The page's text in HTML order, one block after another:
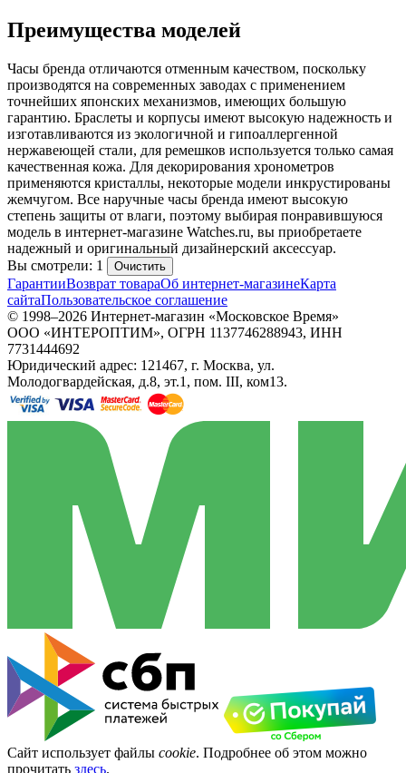
Преимущества моделей
Часы бренда отличаются отменным качеством, поскольку
производятся на современных заводах с применением
точнейших японских механизмов, имеющих большую
гарантию. Браслеты и корпусы имеют высокую надежность и
изготавливаются из экологичной и гипоаллергенной
нержавеющей стали, для ремешков используется только самая
качественная кожа. Для декорирования хронометров
применяются кристаллы, некоторые модели инкрустированы
жемчугом. Все наручные часы бренда имеют высокую
степень защиты от влаги, поэтому выбирая понравившуюся
модель в интернет-магазине Watches.ru, вы приобретаете
надежный и оригинальный дизайнерский аксессуар.
Вы смотрели: 1
Очистить
ГарантииВозврат товараОб интернет-магазинеКарта
сайтаПользовательское соглашение
© 1998–2026 Интернет-магазин «Московское Время»
ООО «ИНТЕРОПТИМ», ОГРН 1137746288943, ИНН
7731444692
Юридический адрес: 121467, г. Москва, ул.
Молодогвардейская, д.8, эт.1, пом. III, ком13.
Сайт использует файлы cookie. Подробнее об этом можно
прочитать здесь.